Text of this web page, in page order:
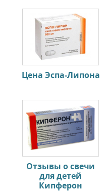
Цена Эспа-Липона
Отзывы о свечи
для детей
Кипферон